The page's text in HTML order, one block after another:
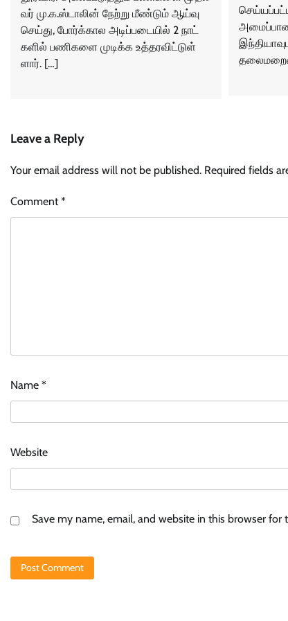
வர் மு.க.ஸ்​டா​லின் நேற்று மீண்​டும் ஆய்வு
செய்​து, போர்க்​கால அடிப்​படை​யில் 2 நாட்​
களில் பணி​களை முடிக்க உத்​தர​விட்​டுள்​
ளார். […]
அமைப்பான
Leave a Reply
Your email address will not be published. Required fields
Comment*
Name *
Website
Save my name, email, and website in this browser